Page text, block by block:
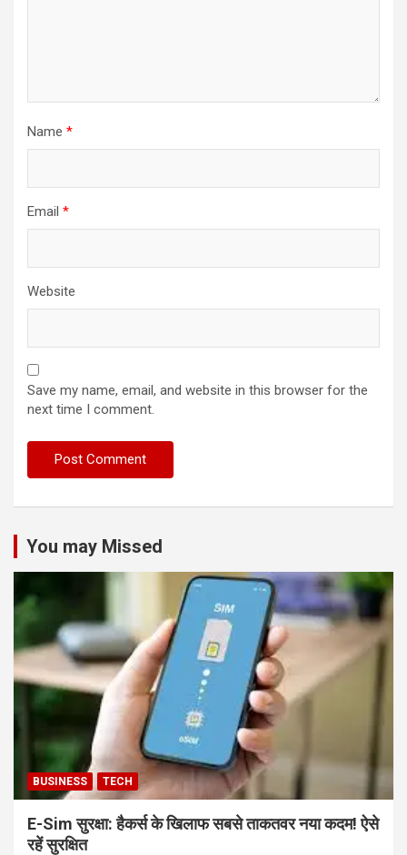
Name *
Email *
Website
Save my name, email, and website in this browser for the
next time I comment.
You may Missed
BUSINESS TECH
E-Sim सुरक्षा: हैकर्स के खिलाफ सबसे ताकतवर नया कदम! ऐसे
रहें सुरक्षित